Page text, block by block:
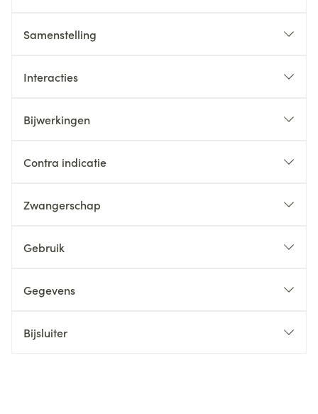
Samenstelling
Interacties
Bijwerkingen
Contra indicatie
Zwangerschap
Gebruik
Gegevens
Bijsluiter